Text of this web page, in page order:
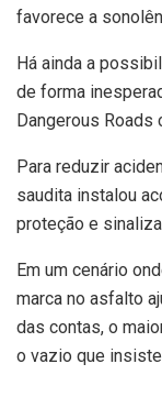
favorece a
Há ainda a
de forma
Dangerous Roads
Para reduzir
saudita instalou
proteção e
Em um cenário
marca no asfalto
das contas, o
o vazio que